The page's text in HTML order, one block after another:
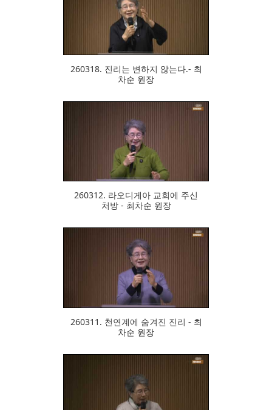
260318. 진리는 변하지 않는다.- 최
차순 원장
260312. 라오디게아 교회에 주신
처방 - 최차순 원장
260311. 천연계에 숨겨진 진리 - 최
차순 원장